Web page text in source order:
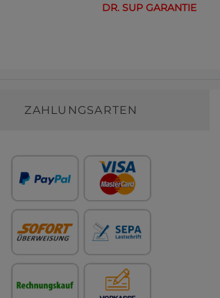
DR. SUP GARANTIE
ZAHLUNGSARTEN